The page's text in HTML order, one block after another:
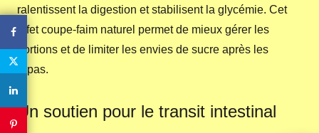
ralentissent la digestion et stabilisent la glycémie. Cet
effet coupe-faim naturel permet de mieux gérer les
portions et de limiter les envies de sucre après les
repas.
Un soutien pour le transit intestinal